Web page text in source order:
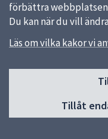
förbättra
Du kan när du vill
Läs om vilka kakor vi
Tillåt
Sidfot
Besök museet